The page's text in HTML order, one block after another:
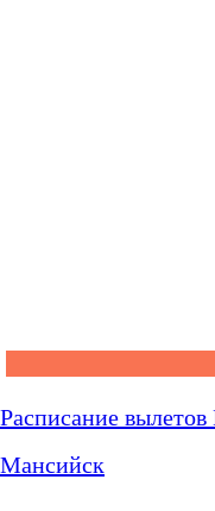
Расписание
Мансийск